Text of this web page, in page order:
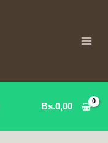
Bs.0,00